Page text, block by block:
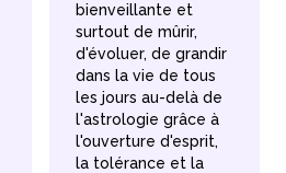
bienveillante et
surtout de mûrir,
d'évoluer, de grandir
dans la vie de tous
les jours au-delà de
l'astrologie grâce à
l'ouverture d'esprit,
la tolérance et la